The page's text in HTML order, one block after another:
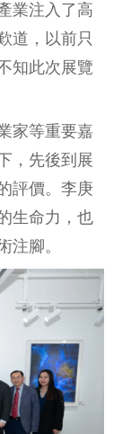
業注入了高
道，以前只
知此次展覽
家等重要嘉
，先後到展
評價。李庚
生命力，也
注腳。